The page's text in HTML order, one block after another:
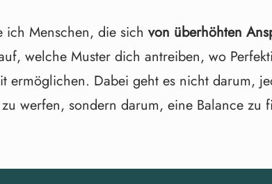
Menschen, die sich von überhöhten
welche Muster dich antreiben, wo
ermöglichen. Dabei geht es nicht darum,
werfen, sondern darum, eine Balance